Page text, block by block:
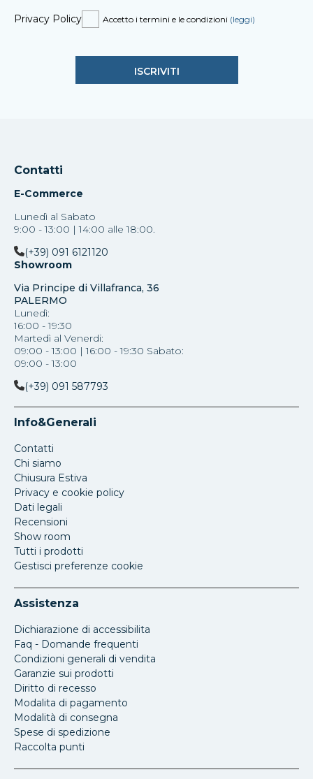
Privacy Policy Accetto i termini e le condizioni (leggi)
Contatti
E-Commerce
Lunedì al Sabato
9:00 - 13:00 | 14:00 alle 18:00.
(+39) 091 6121120
Showroom
Via Principe di Villafranca, 36
PALERMO
Lunedì:
16:00 - 19:30
Martedì al Venerdi:
09:00 - 13:00 | 16:00 - 19:30 Sabato:
09:00 - 13:00
(+39) 091 587793
Info&Generali
Contatti
Chi siamo
Chiusura Estiva
Privacy e cookie policy
Dati legali
Recensioni
Show room
Tutti i prodotti
Gestisci preferenze cookie
Assistenza
Dichiarazione di accessibilita
Faq - Domande frequenti
Condizioni generali di vendita
Garanzie sui prodotti
Diritto di recesso
Modalita di pagamento
Modalità di consegna
Spese di spedizione
Raccolta punti